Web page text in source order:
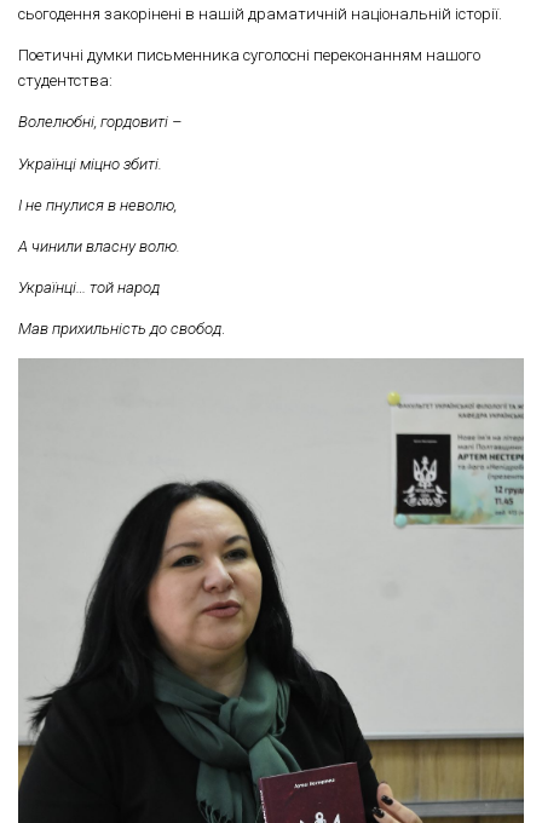
сьогодення закорінені в нашій драматичній національній історії.
Поетичні думки письменника суголосні переконанням нашого
студентства:
Волелюбні, гордовиті –
Українці міцно збиті.
І не пнулися в неволю,
А чинили власну волю.
Українці… той народ
Мав прихильність до свобод.